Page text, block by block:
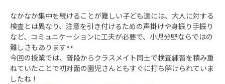
なかなか集中を続けることが難しい子ども達には、大人に対する
検査とは異なり、注意を引き付けるための声掛けや身振り手振り
など、コミュニケーションに工夫が必要で、小児分野ならではの
難しさもあります
今回の授業では、普段からクラスメイト同士で検査練習を積み重
ねていたことで初対面の園児さんともすぐに打ち解けられていま
したね！